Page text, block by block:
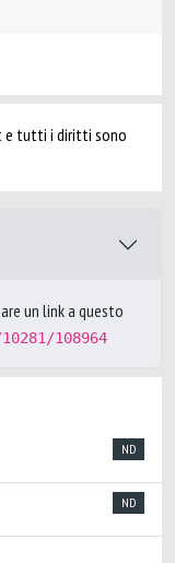
e tutti i diritti sono
un link a questo
108964
ND
ND